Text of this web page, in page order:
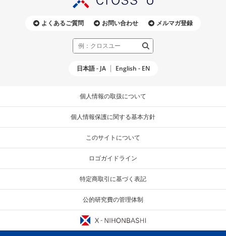
よくあるご質問 お問い合わせ メルマガ登録
日本語 - JA English - EN
個人情報の取扱について
個人情報保護に関する基本方針
このサイトについて
ロゴガイドライン
特定商取引に基づく表記
公的研究費の管理体制